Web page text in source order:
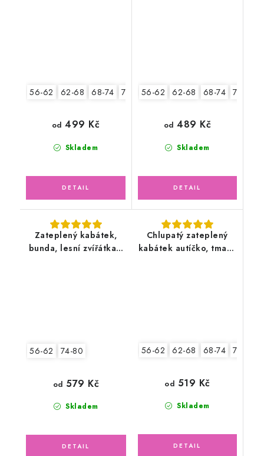
56-62 62-68 68-74 74-80 80-86 92-98
Skladem
od 499 Kč
56-62 62-68 68-74 74-80
Skladem
od 489 Kč
Zateplený kabátek,
bunda, lesní zvířátka s
56-62 74-80
Skladem
od 579 Kč
Chlupatý zateplený
kabátek autíčko, tmavě
56-62 62-68 68-74 74-80
Skladem
od 519 Kč